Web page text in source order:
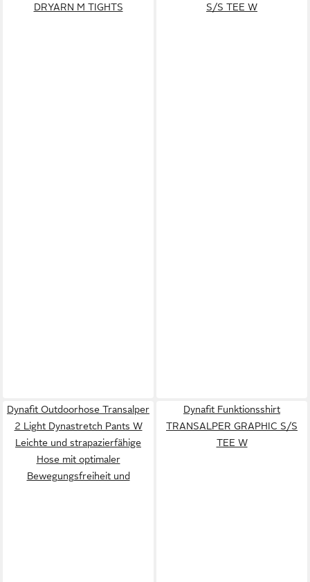
DRYARN M TIGHTS
S/S TEE W
Dynafit Outdoorhose Transalper
2 Light Dynastretch Pants W
Leichte und strapazierfähige
Hose mit optimaler
Bewegungsfreiheit und
Dynafit Funktionsshirt
TRANSALPER GRAPHIC S/S
TEE W